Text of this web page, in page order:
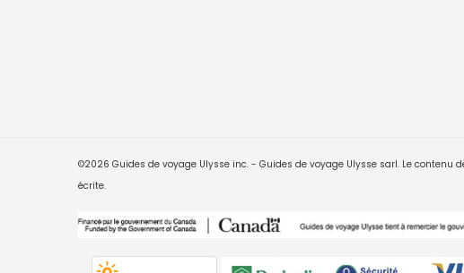
©2026 Guides de voyage Ulysse inc. - Guides de voyage Ulysse sarl. Le
écrite.